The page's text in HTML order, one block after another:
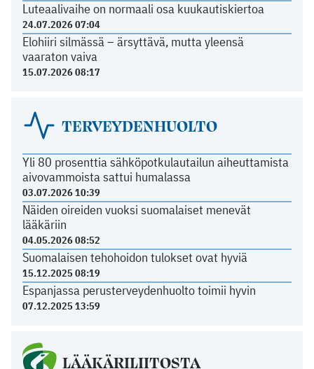
Luteaalivaihe on normaali osa kuukautiskiertoa
24.07.2026 07:04
Elohiiri silmässä – ärsyttävä, mutta yleensä
vaaraton vaiva
15.07.2026 08:17
TERVEYDENHUOLTO
Yli 80 prosenttia sähköpotkulautailun aiheuttamista
aivovammoista sattui humalassa
03.07.2026 10:39
Näiden oireiden vuoksi suomalaiset menevät
lääkäriin
04.05.2026 08:52
Suomalaisen tehohoidon tulokset ovat hyviä
15.12.2025 08:19
Espanjassa perusterveydenhuolto toimii hyvin
07.12.2025 13:59
LÄÄKÄRILIITOSTA